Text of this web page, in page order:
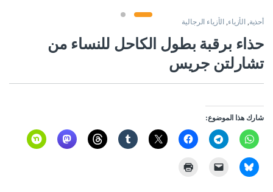
أحذية ,الأزياء الأزياء الرجالية
حذاء برقبة بطول الكاحل للنساء من
تشارلتن جريس
شارك هذا الموضوع: